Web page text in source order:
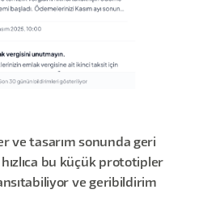
ve tasarım sonunda geri
bu küçük prototipler
ve geribildirim